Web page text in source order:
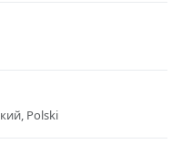
Polski